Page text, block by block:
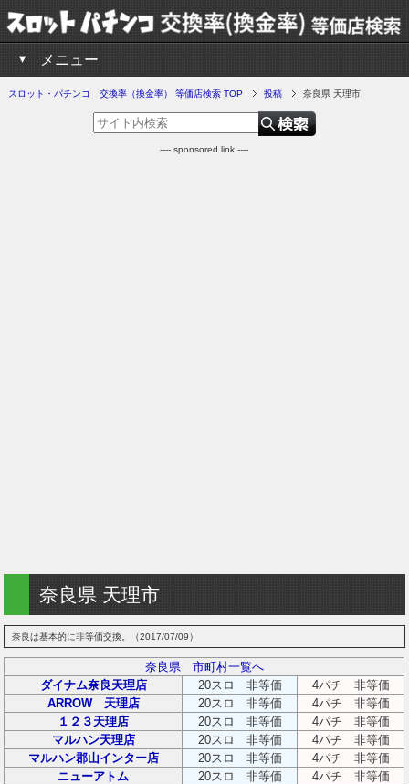
メニュー
スロット・パチンコ 交換率（換金率） 等価店検索 TOP 投稿 奈良県 天理市
---- sponsored link ----
奈良県 天理市
奈良は基本的に非等価交換。（2017/07/09）
奈良県 市町村一覧へ
ダイナム奈良天理店
20スロ 非等価
4パチ 非等価
ARROW 天理店
20スロ 非等価
4パチ 非等価
１２３天理店
20スロ 非等価
4パチ 非等価
マルハン天理店
20スロ 非等価
4パチ 非等価
マルハン郡山インター店
20スロ 非等価
4パチ 非等価
ニューアトム
20スロ 非等価 4パチ 非等価